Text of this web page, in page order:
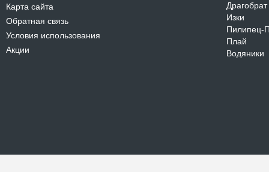
Карта сайта
Обратная связь
Условия использования
Акции
Драгобрат
Изки
Пилипец-
Плай
Водяники